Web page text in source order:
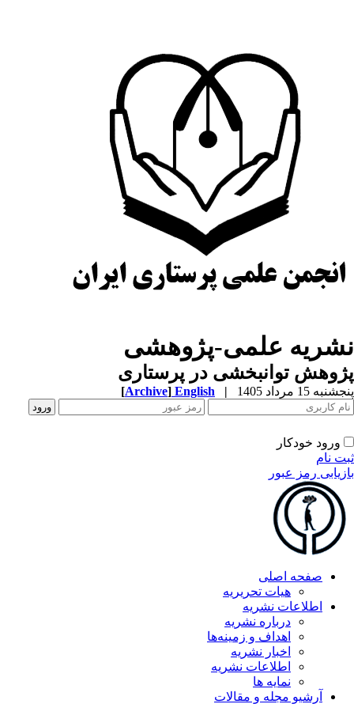
علمی-پژوهشی
توانبخشی در پرستاری
15 مرداد 1405 |
English
[Archive]
ورود خودکار
نام
رمز عبور
صفحه اصلی
هیات تحریریه
اطلاعات نشریه
درباره نشریه
اهداف و زمینه‌ها
اخبار نشریه
اطلاعات نشریه
نمایه ها
آرشیو مجله و مقالات